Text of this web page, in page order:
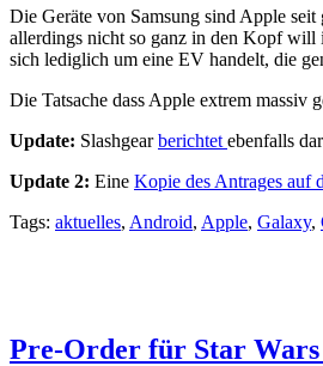
Die Geräte von Samsung sind Apple
allerdings nicht so ganz in den Kopf will
sich lediglich um eine EV handelt, die
Die Tatsache dass Apple extrem
Update: Slashgearberichtet ebenfalls
Update 2: Eine Kopie des Antrages auf
Tags: aktuelles, Android, Apple, Galaxy,
Pre-Order für Star Wars